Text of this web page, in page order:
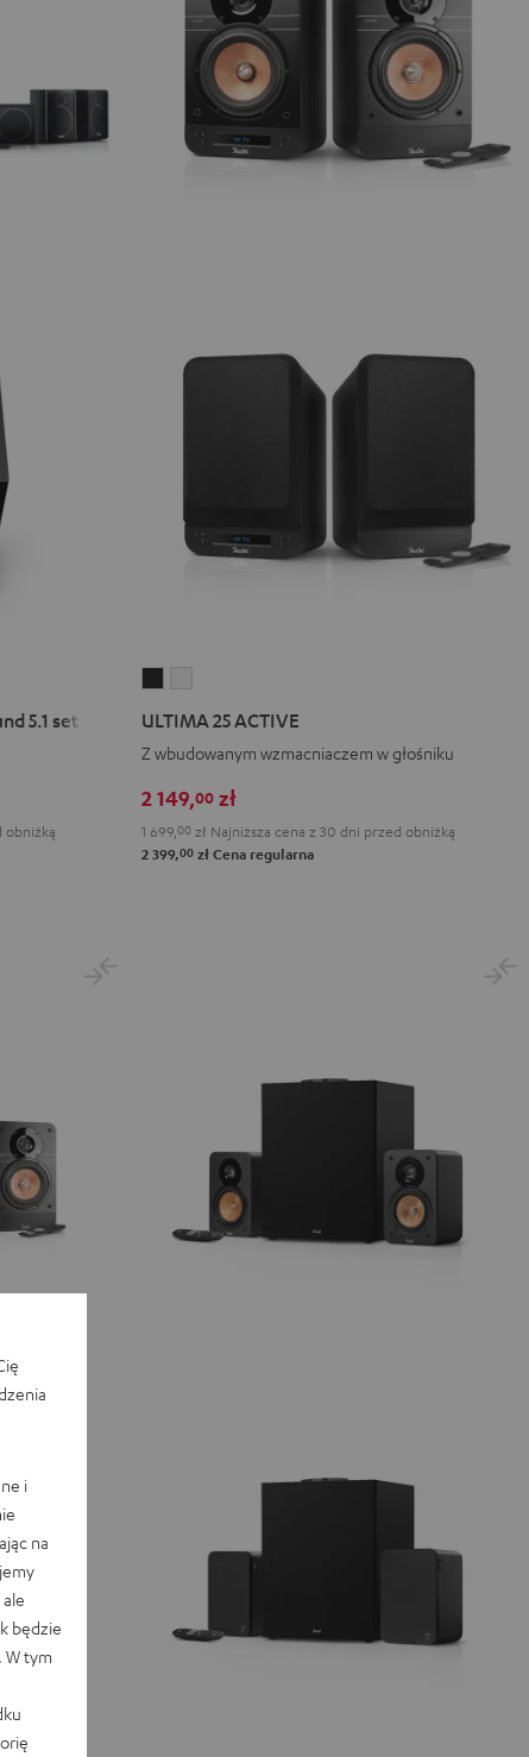
5.1 set
obniżką
Night
Black
Pure
White
ULTIMA 25 ACTIVE
Z wbudowanym wzmacniaczem w głośniku
2 149,00 zł
1 699,00 zł Najniższa cena z 30 dni przed obniżką
2 399,00 zł Cena regularna
i
na
będzie
W tym